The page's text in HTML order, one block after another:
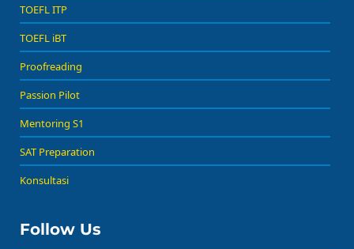
TOEFL ITP
TOEFL iBT
Proofreading
Passion Pilot
Mentoring S1
SAT Preparation
Konsultasi
Follow Us